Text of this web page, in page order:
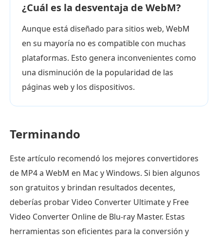
¿Cuál es la desventaja de WebM?
Aunque está diseñado para sitios web, WebM
en su mayoría no es compatible con muchas
plataformas. Esto genera inconvenientes como
una disminución de la popularidad de las
páginas web y los dispositivos.
Terminando
Este artículo recomendó los mejores convertidores
de MP4 a WebM en Mac y Windows. Si bien algunos
son gratuitos y brindan resultados decentes,
deberías probar Video Converter Ultimate y Free
Video Converter Online de Blu-ray Master. Estas
herramientas son eficientes para la conversión y